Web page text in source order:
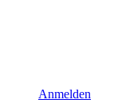
Anmelden